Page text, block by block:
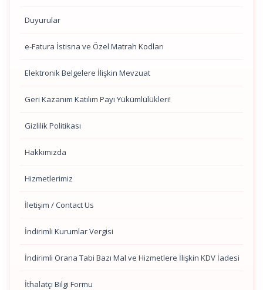
Duyurular
e-Fatura İstisna ve Özel Matrah Kodları
Elektronik Belgelere İlişkin Mevzuat
Geri Kazanım Katılım Payı Yükümlülükleri!
Gizlilik Politikası
Hakkımızda
Hizmetlerimiz
İletişim / Contact Us
İndirimli Kurumlar Vergisi
İndirimli Orana Tabi Bazı Mal ve Hizmetlere İlişkin KDV İadesi
İthalatçı Bilgi Formu